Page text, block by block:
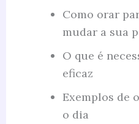
Como orar
mudar a sua
O que é
eficaz
Exemplos de
o dia